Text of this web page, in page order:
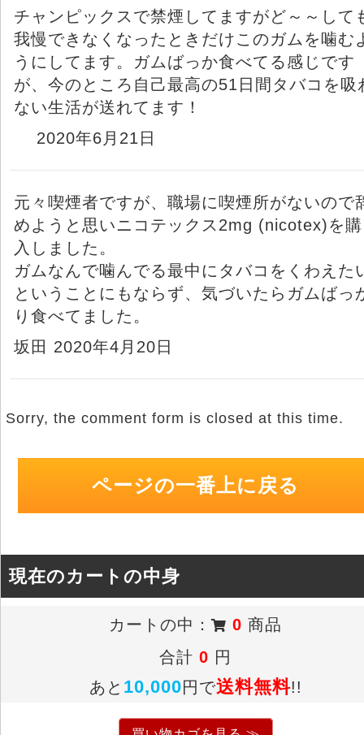
チャンピックスで禁煙してますがど～～して
我慢できなくなったときだけこのガムを噛む
うにしてます。ガムばっか食べてる感じです
が、今のところ自己最高の51日間タバコを吸
ない生活が送れてます！
2020年6月21日
元々喫煙者ですが、職場に喫煙所がないので
めようと思いニコテックス2mg (nicotex)を購
入しました。
ガムなんで噛んでる最中にタバコをくわえた
ということにもならず、気づいたらガムばっ
り食べてました。
坂田 2020年4月20日
Sorry, the comment form is closed at this time.
ページの一番上に戻る
現在のカートの中身
カートの中： 0 商品
合計0 円
あと 10,000円で送料無料!!